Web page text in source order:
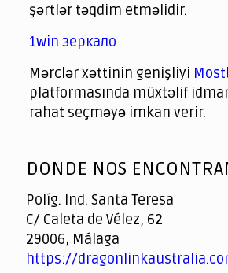
şərtlər təqdim etməlidir.
1win зеркало
Mərclər xəttinin genişliyi
platformasında müxtəlif
rahat seçməyə imkan verir.
of
DONDE NOS
Políg. Ind. Santa Teresa
C/ Caleta de Vélez, 62
29006, Málaga
https://